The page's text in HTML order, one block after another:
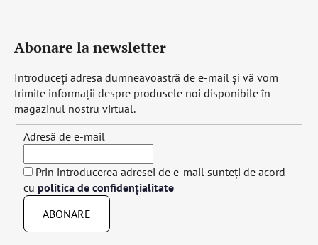
Abonare la newsletter
Introduceţi adresa dumneavoastră de e-mail şi vă vom
trimite informaţii despre produsele noi disponibile în
magazinul nostru virtual.
Adresă de e-mail
Prin introducerea adresei de e-mail sunteți de acord
cu politica de confidențialitate
ABONARE